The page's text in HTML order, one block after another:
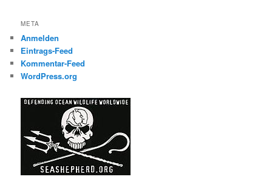
META
Anmelden
Eintrags-Feed
Kommentar-Feed
WordPress.org